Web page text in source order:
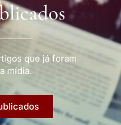
que já foram
mídia.